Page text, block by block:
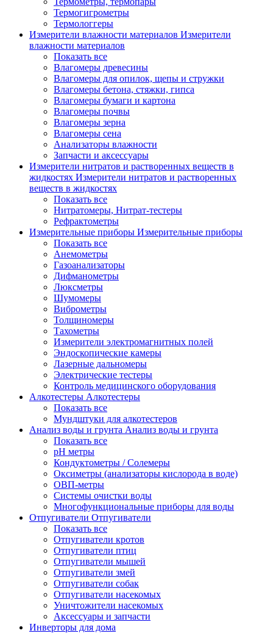
Термогигрометры
Термологгеры
Измерители влажности материалов Измерители
влажности материалов
Показать все
Влагомеры древесины
Влагомеры для опилок, щепы и стружки
Влагомеры бетона, стяжки, гипса
Влагомеры бумаги и картона
Влагомеры почвы
Влагомеры зерна
Влагомеры сена
Анализаторы влажности
Запчасти и аксессуары
Измерители нитратов и растворенных веществ в
жидкостях Измерители нитратов и растворенных
веществ в жидкостях
Показать все
Нитратомеры, Нитрат-тестеры
Рефрактометры
Измерительные приборы Измерительные приборы
Показать все
Анемометры
Газоанализаторы
Дифманометры
Люксметры
Шумомеры
Виброметры
Толщиномеры
Тахометры
Измерители электромагнитных полей
Эндоскопические камеры
Лазерные дальномеры
Электрические тестеры
Контроль медицинского оборудования
Алкотестеры Алкотестеры
Показать все
Мундштуки для алкотестеров
Анализ воды и грунта Анализ воды и грунта
Показать все
pH метры
Кондуктометры / Солемеры
Оксиметры (анализаторы кислорода в воде)
ОВП-метры
Системы очистки воды
Многофункциональные приборы для воды
Отпугиватели Отпугиватели
Показать все
Отпугиватели кротов
Отпугиватели птиц
Отпугиватели мышей
Отпугиватели змей
Отпугиватели собак
Отпугиватели насекомых
Уничтожители насекомых
Аксессуары и запчасти
Инверторы для дома